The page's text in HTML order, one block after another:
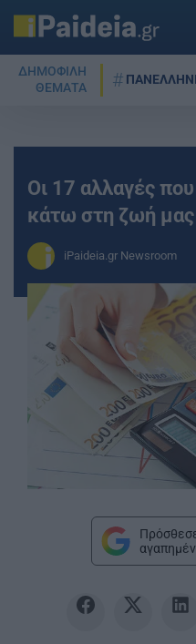
ΔΗΜΟΦΙΛΗ
ΘΕΜΑΤΑ
Οι 17 αλλαγές
κάτω στη ζωή
iPaideia.gr Newsroom